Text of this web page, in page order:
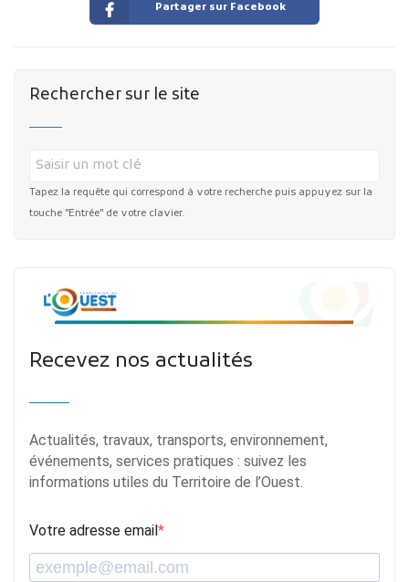
Partager sur Facebook
Rechercher sur le site
Tapez la requête qui correspond à votre recherche puis appuyez sur la
touche "Entrée" de votre clavier.
Recevez nos actualités
Actualités, travaux, transports, environnement,
événements, services pratiques : suivez les
informations utiles du Territoire de l’Ouest.
Votre adresse email